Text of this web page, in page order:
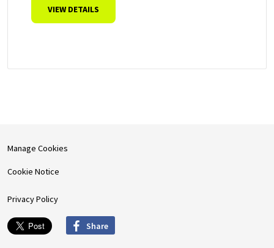
VIEW DETAILS
Manage Cookies
Cookie Notice
Privacy Policy
Share